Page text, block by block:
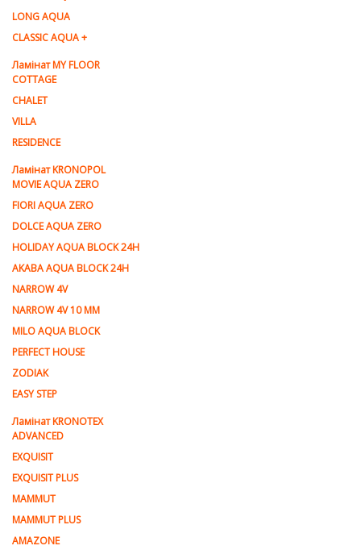
LONG AQUA
CLASSIC AQUA +
Ламінат MY FLOOR
COTTAGE
CHALET
VILLA
RESIDENCE
Ламiнат KRONOPOL
MOVIE AQUA ZERO
FIORI AQUA ZERO
DOLCE AQUA ZERO
HOLIDAY AQUA BLOCK 24H
AKABA AQUA BLOCK 24H
NARROW 4V
NARROW 4V 10 MM
MILO AQUA BLOCK
PERFECT HOUSE
ZODIAK
EASY STEP
Ламінат KRONOTEX
ADVANCED
EXQUISIT
EXQUISIT PLUS
MAMMUT
MAMMUT PLUS
AMAZONE